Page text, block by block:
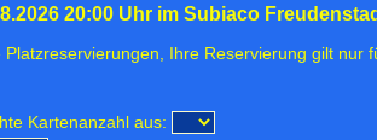
20:00 Uhr im Subiaco
Platzreservierungen, Ihre Reservierung gilt nur
Kartenanzahl aus: